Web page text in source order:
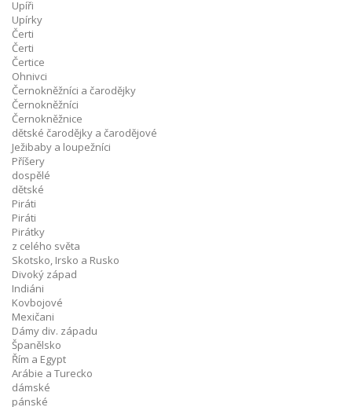
Upíři
Upírky
Čerti
Čerti
Čertice
Ohnivci
Černokněžníci a čarodějky
Černokněžníci
Černokněžnice
dětské čarodějky a čarodějové
Ježibaby a loupežníci
Příšery
dospělé
dětské
Piráti
Piráti
Pirátky
z celého světa
Skotsko, Irsko a Rusko
Divoký západ
Indiáni
Kovbojové
Mexičani
Dámy div. západu
Španělsko
Řím a Egypt
Arábie a Turecko
dámské
pánské